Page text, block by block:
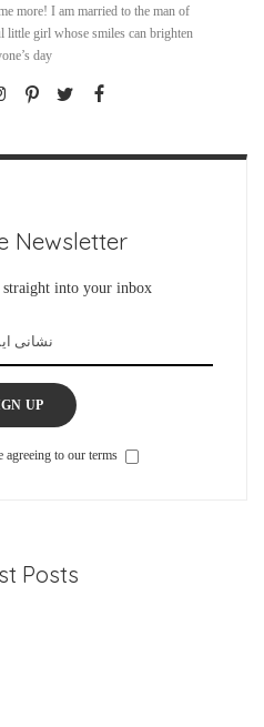
more! I am married to the man of
little girl whose smiles can brighten
day!
Newsletter
straight into your inbox
UP
to our terms.
Posts